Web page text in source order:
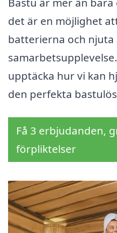
det är en möjlighet
batterierna och njuta
upptäcka hur vi kan
den perfekta
Få 3 erbjudanden,
förpliktelser